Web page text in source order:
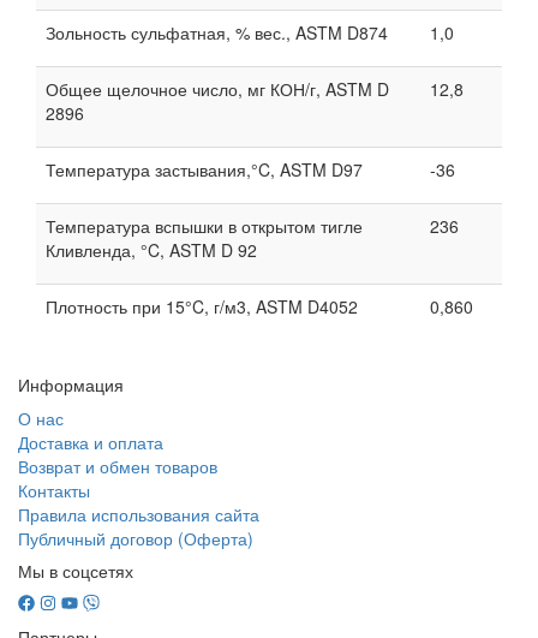
Зольность сульфатная, % вес., ASTM D874 1,0
Общее щелочное число, мг КОН/г, ASTM D
2896
12,8
Температура застывания,°C, ASTM D97 -36
Температура вспышки в открытом тигле
Кливленда, °C, ASTM D 92
236
Плотность при 15°C, г/м3, ASTM D4052 0,860
Информация
О нас
Доставка и оплата
Возврат и обмен товаров
Контакты
Правила использования сайта
Публичный договор (Оферта)
Мы в соцсетях